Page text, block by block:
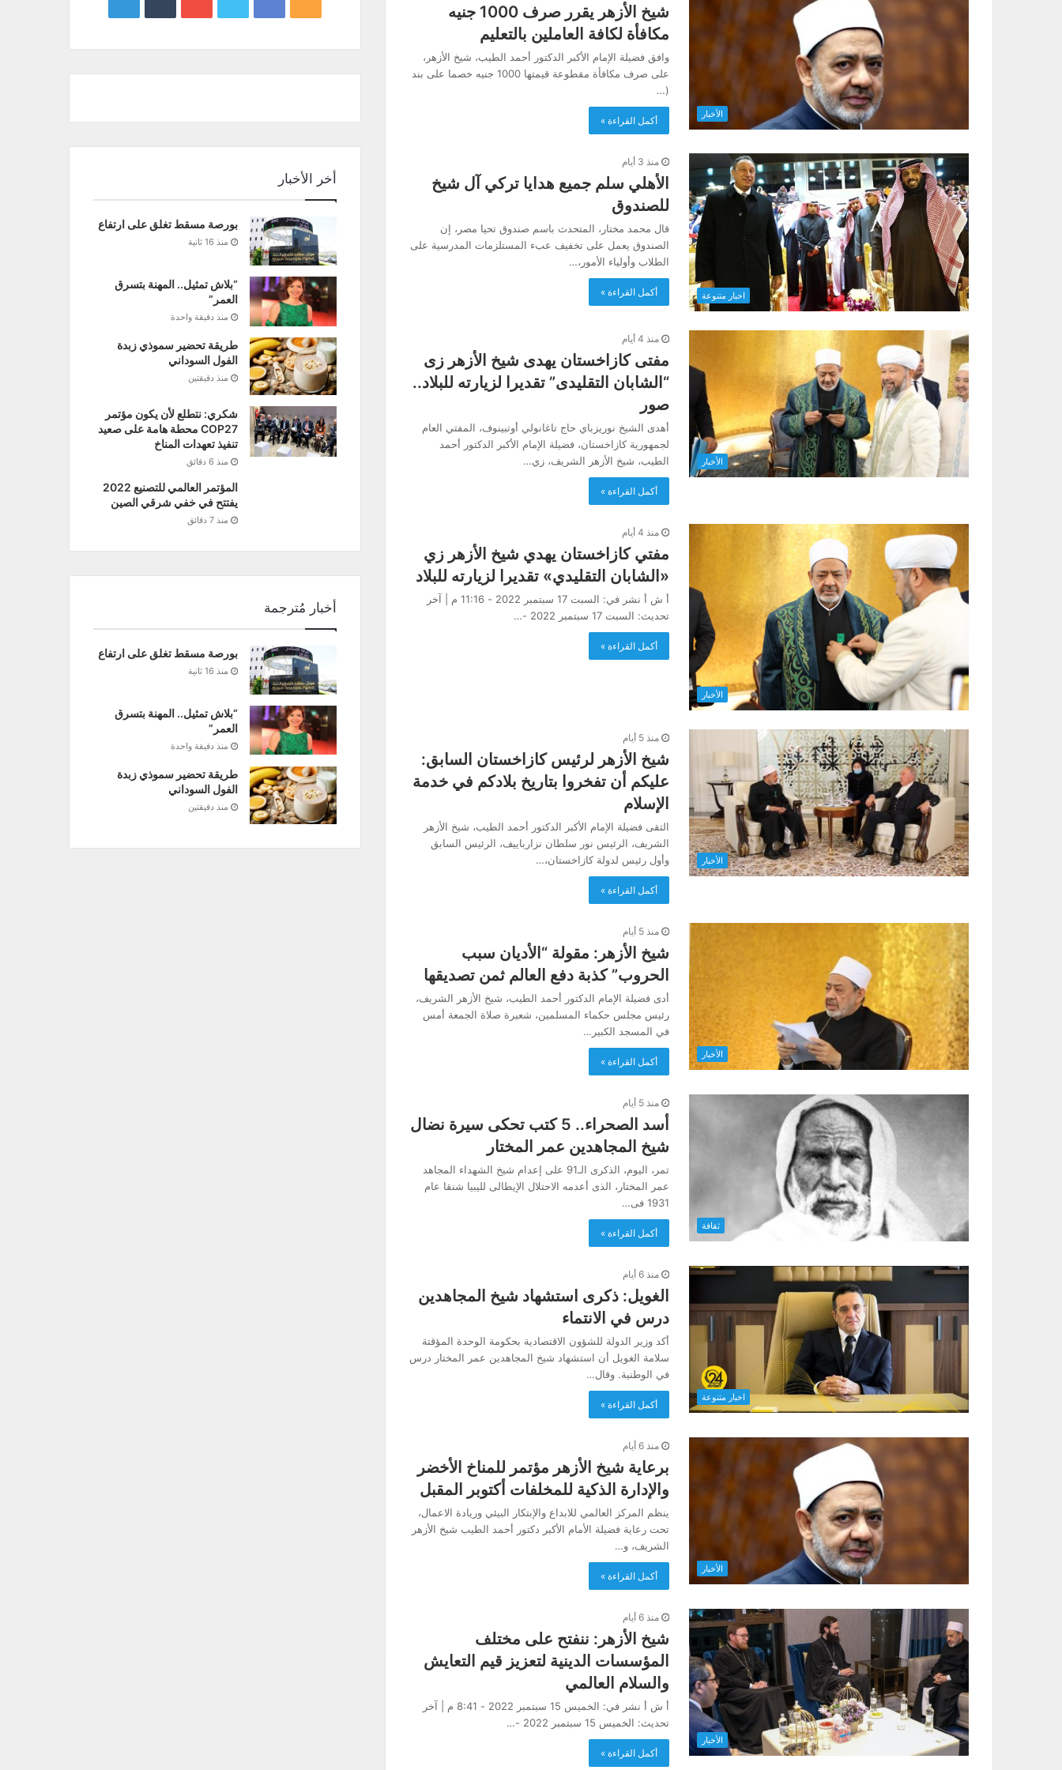
الأخبار
شيخ الأزهر يقرر صرف 1000 جنيه
مكافأة لكافة العاملين بالتعليم
وافق فضيلة الإمام الأكبر الدكتور أحمد الطيب، شيخ الأزهر،
على صرف مكافأة مقطوعة قيمتها 1000 جنيه خصما على بند
(…
أكمل القراءة »
اخبار متنوعة
منذ 3 أيام
الأهلي سلم جميع هدايا تركي آل شيخ
للصندوق
قال محمد مختار، المتحدث باسم صندوق تحيا مصر، إن
الصندوق يعمل على تخفيف عبء المستلزمات المدرسية على
الطلاب وأولياء الأمور،…
أكمل القراءة »
الأخبار
منذ 4 أيام
مفتى كازاخستان يهدى شيخ الأزهر زى
“الشابان التقليدى” تقديرا لزيارته للبلاد..
صور
أهدى الشيخ نوريزباي حاج تاغانولي أوتبينوف، المفتي العام
لجمهورية كازاخستان، فضيلة الإمام الأكبر الدكتور أحمد
الطيب، شيخ الأزهر الشريف، زي…
أكمل القراءة »
الأخبار
منذ 4 أيام
مفتي كازاخستان يهدي شيخ الأزهر زي
«الشابان التقليدي» تقديرا لزيارته للبلاد
أ ش أ نشر في: السبت 17 سبتمبر 2022 - 11:16 م | آخر
تحديث: السبت 17 سبتمبر 2022 -…
أكمل القراءة »
الأخبار
منذ 5 أيام
شيخ الأزهر لرئيس كازاخستان السابق:
عليكم أن تفخروا بتاريخ بلادكم في خدمة
الإسلام
التقى فضيلة الإمام الأكبر الدكتور أحمد الطيب، شيخ الأزهر
الشريف، الرئيس نور سلطان نزارباييف، الرئيس السابق
وأول رئيس لدولة كازاخستان،…
أكمل القراءة »
الأخبار
منذ 5 أيام
شيخ الأزهر: مقولة “الأديان سبب
الحروب” كذبة دفع العالم ثمن تصديقها
أدى فضيلة الإمام الدكتور أحمد الطيب، شيخ الأزهر الشريف،
رئيس مجلس حكماء المسلمين، شعيرة صلاة الجمعة أمس
في المسجد الكبير…
أكمل القراءة »
ثقافة
منذ 5 أيام
أسد الصحراء.. 5 كتب تحكى سيرة نضال
شيخ المجاهدين عمر المختار
تمر، اليوم، الذكرى الـ91 على إعدام شيخ الشهداء المجاهد
عمر المختار، الذى أعدمه الاحتلال الإيطالى لليبيا شنقا عام
1931 فى…
أكمل القراءة »
اخبار متنوعة
منذ 6 أيام
الغويل: ذكرى استشهاد شيخ المجاهدين
درس في الانتماء
أكد وزير الدولة للشؤون الاقتصادية بحكومة الوحدة المؤقتة
سلامة الغويل أن استشهاد شيخ المجاهدين عمر المختار درس
في الوطنية. وقال…
أكمل القراءة »
الأخبار
منذ 6 أيام
برعاية شيخ الأزهر مؤتمر للمناخ الأخضر
والإدارة الذكية للمخلفات أكتوبر المقبل
ينظم المركز العالمي للابداع والإبتكار البيئي وريادة الاعمال،
تحت رعاية فضيلة الأمام الأكبر دكتور أحمد الطيب شيخ الأزهر
الشريف، و…
أكمل القراءة »
الأخبار
منذ 6 أيام
شيخ الأزهر: ننفتح على مختلف
المؤسسات الدينية لتعزيز قيم التعايش
والسلام العالمي
أ ش أ نشر في: الخميس 15 سبتمبر 2022 - 8:41 م | آخر
تحديث: الخميس 15 سبتمبر 2022 -…
أكمل القراءة »
أخر الأخبار
بورصة مسقط تغلق على ارتفاع
منذ 16 ثانية
“بلاش تمثيل.. المهنة بتسرق
العمر”
منذ دقيقة واحدة
طريقة تحضير سموذي زبدة
الفول السوداني
منذ دقيقتين
شكري: نتطلع لأن يكون مؤتمر
COP27 محطة هامة على صعيد
تنفيذ تعهدات المناخ
منذ 6 دقائق
المؤتمر العالمي للتصنيع 2022
يفتتح في خفي شرقي الصين
منذ 7 دقائق
أخبار مُترجمة
بورصة مسقط تغلق على ارتفاع
منذ 16 ثانية
“بلاش تمثيل.. المهنة بتسرق
العمر”
منذ دقيقة واحدة
طريقة تحضير سموذي زبدة
الفول السوداني
منذ دقيقتين